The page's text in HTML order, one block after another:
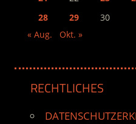
28
29
30
« Aug.
Okt. »
RECHTLICHES